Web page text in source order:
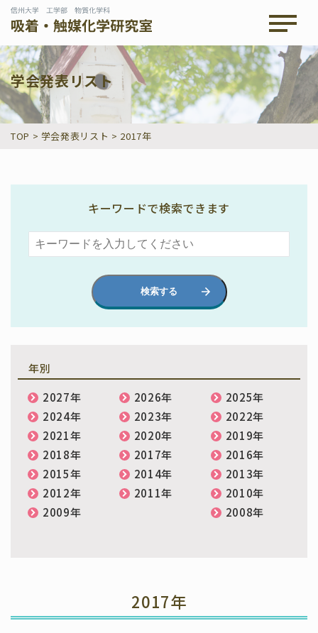
メニュ
学会発表リスト
TOP > 学会発表リスト > 2017年
キーワードで検索できます
検索する
2017年
年別
2027年
2026年
2025年
2024年
2023年
2022年
2021年
2020年
2019年
2018年
2017年
2016年
2015年
2014年
2013年
2012年
2011年
2010年
2009年
2008年